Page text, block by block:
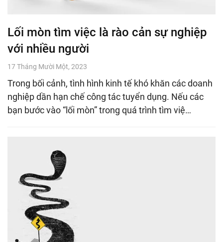
Lối mòn tìm việc là rào cản sự nghiệp
với nhiều người
17 Tháng Mười Một, 2023
Trong bối cảnh, tình hình kinh tế khó khăn các doanh
nghiệp dần hạn chế công tác tuyển dụng. Nếu các
bạn bước vào “lối mòn” trong quá trình tìm việ…